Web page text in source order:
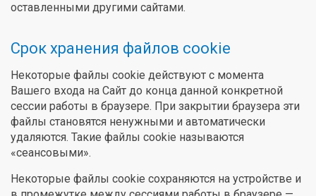
оставленными другими сайтами.
Срок хранения файлов cookie
Некоторые файлы cookie действуют с момента
Вашего входа на Сайт до конца данной конкретной
сессии работы в браузере. При закрытии браузера эти
файлы становятся ненужными и автоматически
удаляются. Такие файлы cookie называются
«сеансовыми».
Некоторые файлы cookie сохраняются на устройстве и